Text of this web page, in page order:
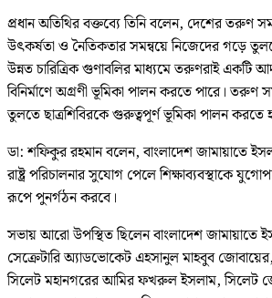
প্রধান অতিথির বক্তব্যে তিনি বলেন, দেশের তরুণ
উৎকর্ষতা ও নৈতিকতার সমন্বয়ে নিজেদের গড়ে
উন্নত চারিত্রিক গুণাবলির মাধ্যমে তরুণরাই একটি
বিনির্মাণে অগ্রণী ভূমিকা পালন করতে পারে।
তুলতে ছাত্রশিবিরকে গুরুত্বপূর্ণ ভূমিকা পালন করতে
ডা: শফিকুর রহমান বলেন, বাংলাদেশ জামায়াতে
রাষ্ট্র পরিচালনার সুযোগ পেলে শিক্ষাব্যবস্থাকে
রূপে পুনর্গঠন করবে।
সভায় আরো উপস্থিত ছিলেন বাংলাদেশ জামায়াতে
সেক্রেটারি অ্যাডভোকেট এহসানুল মাহবুব
সিলেট মহানগরের আমির ফখরুল ইসলাম, সিলেট